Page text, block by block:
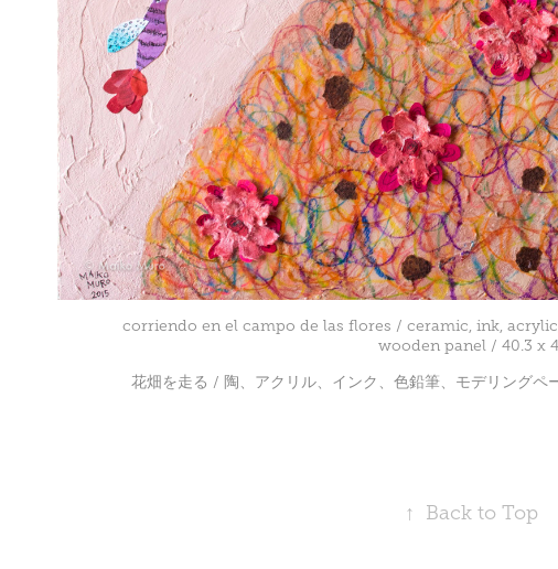
corriendo en el campo de las flores / ceramic, ink,
wooden panel / 40.3 x
花畑を走る / 陶、アクリル、インク、色鉛筆、モデリング
↑ Back to Top